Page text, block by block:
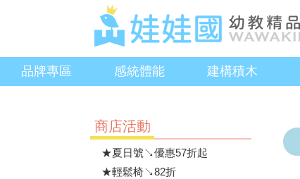
品牌專區 感統體能 建構積木
商店活動
★夏日號↘優惠57折起
★輕鬆椅↘82折